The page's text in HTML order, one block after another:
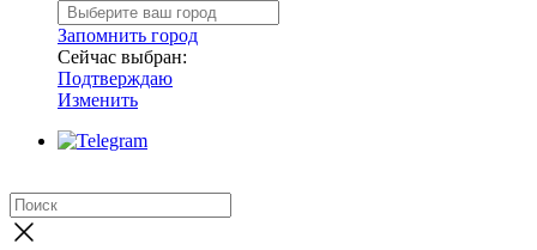
Запомнить город
Сейчас выбран:
Подтверждаю
Изменить